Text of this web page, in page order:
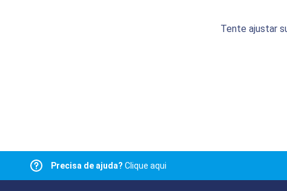
Tente ajustar
Precisa de ajuda? Clique aqui